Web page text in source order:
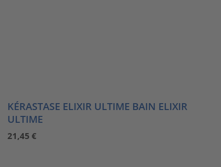
KÉRASTASE ELIXIR ULTIME BAIN ELIXIR
ULTIME
21,45 €